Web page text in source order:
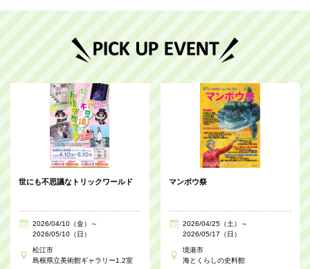
世にも不思議なトリックワールド
2026/04/10（金）～
2026/05/10（日）
松江市
島根県立美術館ギャラリー1.2室
マンボウ祭
2026/04/25（土）～
2026/05/17（日）
境港市
海とくらしの史料館